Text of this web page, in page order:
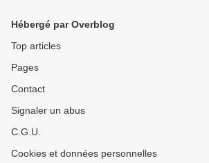
Hébergé par Overblog
Top articles
Pages
Contact
Signaler un abus
C.G.U.
Cookies et données personnelles